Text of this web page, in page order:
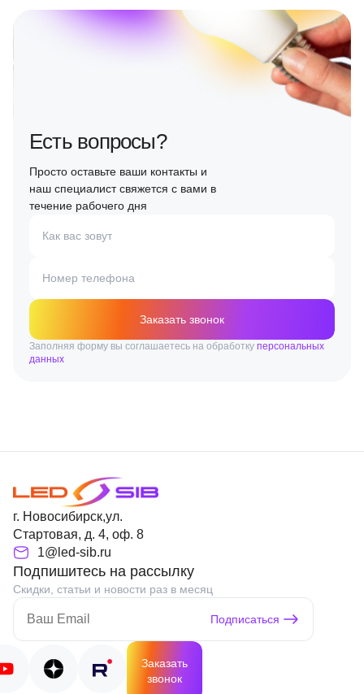
Есть вопросы?
Просто оставьте ваши контакты и
наш специалист свяжется с вами в
течение рабочего дня
Как вас зовут
Номер телефона
Заказать звонок
Заполняя форму вы соглашаетесь на обработку персональных
данных
г. Новосибирск,ул.
Стартовая, д. 4, оф. 8
1@led-sib.ru
Подпишитесь на рассылку
Скидки, статьи и новости раз в месяц
Подписаться
Заказать
звонок